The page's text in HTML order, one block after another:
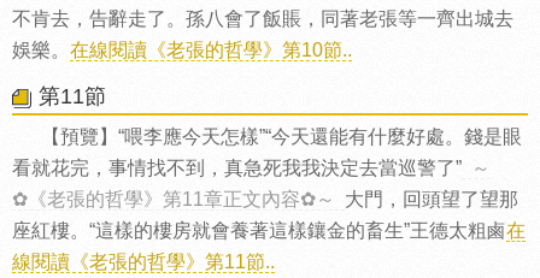
不肯去，告辭走了。孫八會了飯賬，同著老張等一齊出城去
娛樂。 在線閱讀《老張的哲學》第10節..
第11節
【預覽】“喂李應今天怎樣”“今天還能有什麼好處。錢是眼
看就花完，事情找不到，真急死我我決定去當巡警了”
～
✿《老張的哲學》第11章正文內容✿～
大門，回頭望了望那
座紅樓。“這樣的樓房就會養著這樣鑲金的畜生”王德太粗鹵在
線閱讀《老張的哲學》第11節..